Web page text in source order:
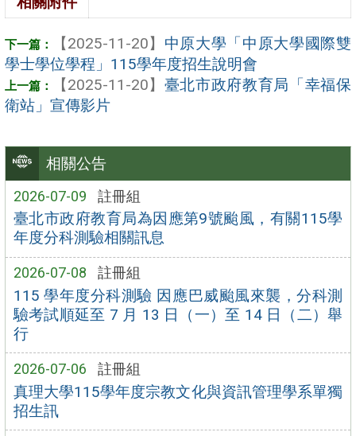
相關公告
2026-07-09 註冊組
臺北市政府教育局為因應第9號颱風，有關115學
年度分科測驗相關訊息
2026-07-08 註冊組
115 學年度分科測驗 因應巴威颱風來襲，分科測
驗考試順延至 7 月 13 日（一）至 14 日（二）舉
行
2026-07-06 註冊組
真理大學115學年度宗教文化與資訊管理學系單獨
招生訊
【2025-11-20】 中原大學「中原大學國際雙
學士學位學程」115學年度招生說明會
【2025-11-20】 臺北市政府教育局「幸福保
衛站」宣傳影片